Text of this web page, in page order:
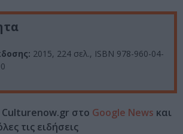
2015, 224 σελ., ISBN 978-960-04-
στο Google News και
τις ειδήσεις